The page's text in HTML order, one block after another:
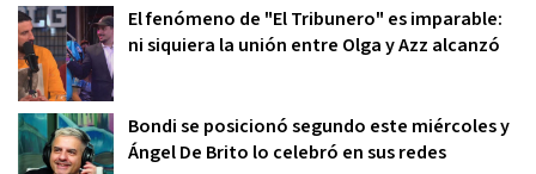
El fenómeno de "El Tribunero" es imparable:
ni siquiera la unión entre Olga y Azz alcanzó
Bondi se posicionó segundo este miércoles y
Ángel De Brito lo celebró en sus redes